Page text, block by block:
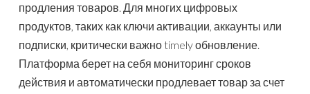
продления товаров. Для многих цифровых
продуктов, таких как ключи активации, аккаунты или
подписки, критически важно timely обновление.
Платформа берет на себя мониторинг сроков
действия и автоматически продлевает товар за счет